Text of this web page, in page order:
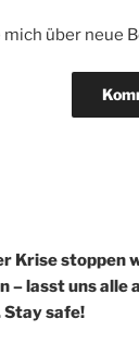
über neue
Krise stoppen
– lasst uns alle
safe!